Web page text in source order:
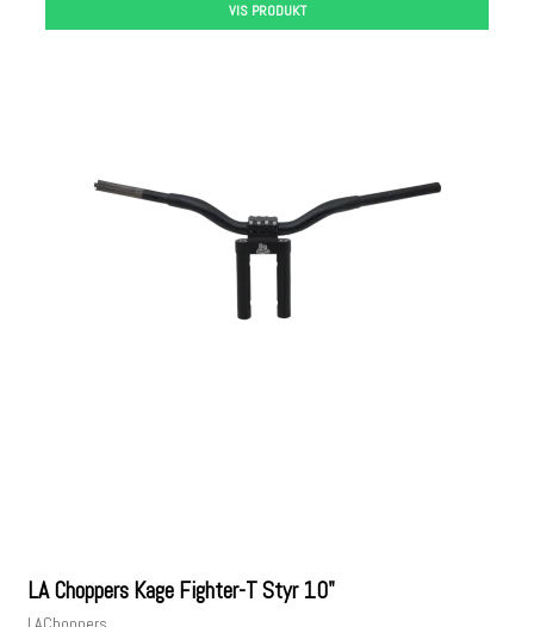
VIS PRODUKT
LA Choppers Kage Fighter-T Styr 10"